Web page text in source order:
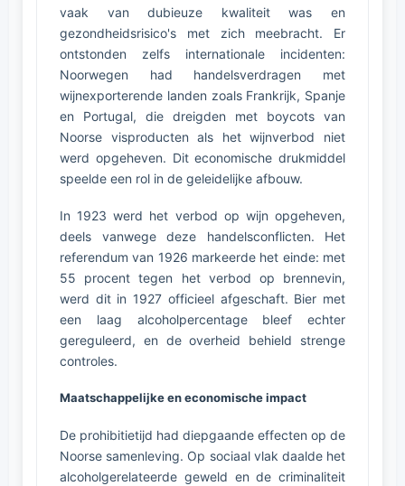
vaak van dubieuze kwaliteit was en
gezondheidsrisico's met zich meebracht. Er
ontstonden zelfs internationale incidenten:
Noorwegen had handelsverdragen met
wijnexporterende landen zoals Frankrijk, Spanje
en Portugal, die dreigden met boycots van
Noorse visproducten als het wijnverbod niet
werd opgeheven. Dit economische drukmiddel
speelde een rol in de geleidelijke afbouw.
In 1923 werd het verbod op wijn opgeheven,
deels vanwege deze handelsconflicten. Het
referendum van 1926 markeerde het einde: met
55 procent tegen het verbod op brennevin,
werd dit in 1927 officieel afgeschaft. Bier met
een laag alcoholpercentage bleef echter
gereguleerd, en de overheid behield strenge
controles.
Maatschappelijke en economische impact
De prohibitietijd had diepgaande effecten op de
Noorse samenleving. Op sociaal vlak daalde het
alcoholgerelateerde geweld en de criminaliteit